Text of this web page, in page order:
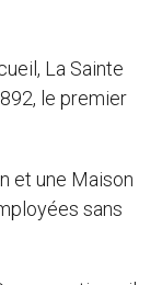
La Sainte
le premier
et une Maison
sans